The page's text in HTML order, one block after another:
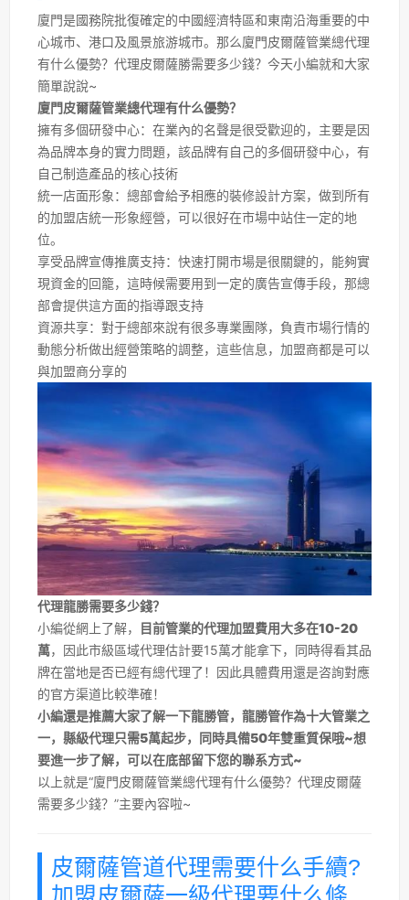
廈門是國務院批復確定的中國經濟特區和東南沿海重要的中
心城市、港口及風景旅游城市。那么廈門皮爾薩管業總代理
有什么優勢？代理皮爾薩勝需要多少錢？今天小編就和大家
簡單說說~
廈門皮爾薩管業總代理有什么優勢？
擁有多個研發中心：在業內的名聲是很受歡迎的，主要是因
為品牌本身的實力問題，該品牌有自己的多個研發中心，有
自己制造產品的核心技術
統一店面形象：總部會給予相應的裝修設計方案，做到所有
的加盟店統一形象經營，可以很好在市場中站住一定的地
位。
享受品牌宣傳推廣支持：快速打開市場是很關鍵的，能夠實
現資金的回籠，這時候需要用到一定的廣告宣傳手段，那總
部會提供這方面的指導跟支持
資源共享：對于總部來說有很多專業團隊，負責市場行情的
動態分析做出經營策略的調整，這些信息，加盟商都是可以
與加盟商分享的
代理龍勝需要多少錢？
小編從網上了解，
目前管業的代理加盟費用大多在10-20
萬，因此市級區域代理估計要15萬才能拿下，同時得看其品
牌在當地是否已經有總代理了！因此具體費用還是咨詢對應
的官方渠道比較準確！
小編還是推薦大家了解一下龍勝管，龍勝管作為十大管業之
一，縣級代理只需5萬起步，同時具備50年雙重質保哦~想
要進一步了解，可以在底部留下您的聯系方式~
以上就是“廈門皮爾薩管業總代理有什么優勢？代理皮爾薩
需要多少錢？”主要內容啦~
皮爾薩管道代理需要什么手續?